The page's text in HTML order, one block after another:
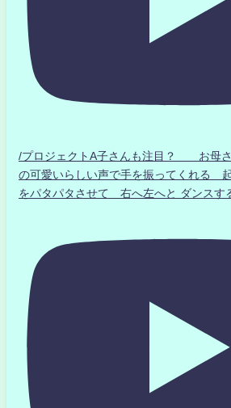
/プロジェクトA子さんも注目？ お母
の可愛いらしい声で手を振ってくれる
をパタパタさせて 右へ左へと ダンスす